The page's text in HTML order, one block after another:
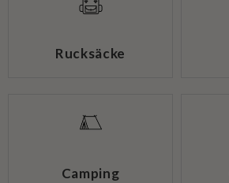
Rucksäcke
Camping